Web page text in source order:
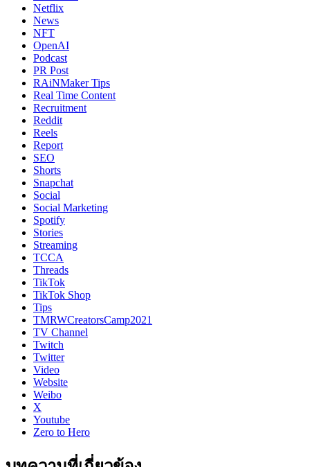
Netflix
News
NFT
OpenAI
Podcast
PR Post
RAiNMaker Tips
Real Time Content
Recruitment
Reddit
Reels
Report
SEO
Shorts
Snapchat
Social
Social Marketing
Spotify
Stories
Streaming
TCCA
Threads
TikTok
TikTok Shop
Tips
TMRWCreatorsCamp2021
TV Channel
Twitch
Twitter
Video
Website
Weibo
X
Youtube
Zero to Hero